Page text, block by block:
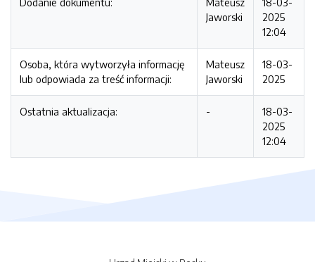
Jaworski
2025
12:04
Osoba, która wytworzyła informację
lub odpowiada za treść informacji:
Mateusz
Jaworski
18-03-
2025
Ostatnia aktualizacja: -
18-03-
2025
12:04